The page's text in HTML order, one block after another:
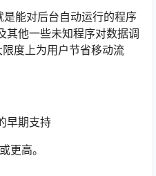
能对后台自动运行的程序
其他一些未知程序对数据调
度上为用户节省移动流
早期支持
更高。